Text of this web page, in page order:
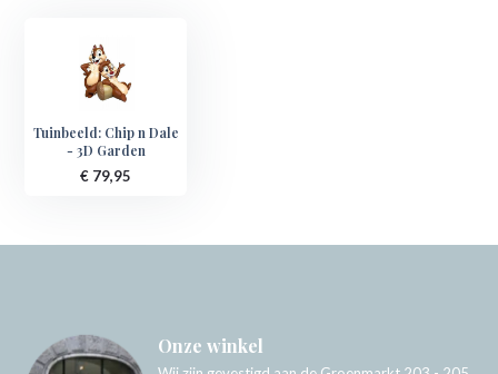
Tuinbeeld: Chip n Dale
- 3D Garden
€ 79,95
Onze winkel